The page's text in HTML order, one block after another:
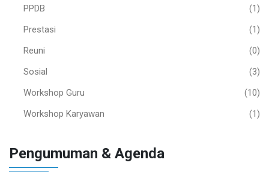
PPDB
(1)
Prestasi
(1)
Reuni
(0)
Sosial
(3)
Workshop Guru
(10)
Workshop Karyawan
(1)
Pengumuman & Agenda